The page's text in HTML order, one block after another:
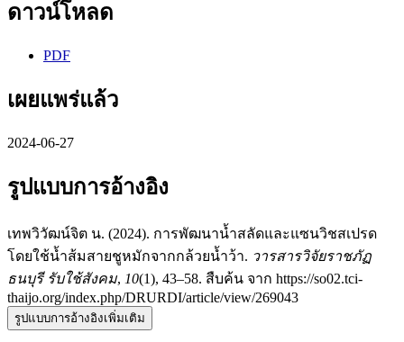
ดาวน์โหลด
PDF
เผยแพร่แล้ว
2024-06-27
รูปแบบการอ้างอิง
เทพวิวัฒน์จิต น. (2024). การพัฒนาน้ำสลัดและแซนวิชสเปรด
โดยใช้น้ำส้มสายชูหมักจากกล้วยน้ำว้า. วารสารวิจัยราชภัฏ
ธนบุรี รับใช้สังคม, 10(1), 43–58. สืบค้น จาก https://so02.tci-
thaijo.org/index.php/DRURDI/article/view/269043
รูปแบบการอ้างอิงเพิ่มเติม